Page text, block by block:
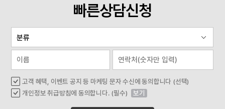
빠른상담신청
고객 혜택, 이벤트 공지 등 마케팅 문자 수신에 동의합니다 (선택)
개인정보 취급방침에 동의합니다. (필수)
보기